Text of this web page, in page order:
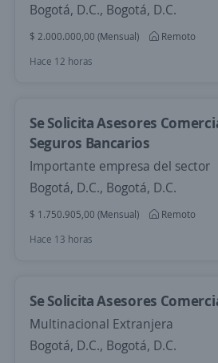
Bogotá, D.C., Bogotá, D.C.
$ 2.000.000,00 (Mensual)
Remoto
Hace 12 horas
Se Solicita Asesores
Seguros Bancarios
Importante empresa del sector
Bogotá, D.C., Bogotá, D.C.
$ 1.750.905,00 (Mensual)
Remoto
Hace 13 horas
Se Solicita Asesores
Multinacional Extranjera
Bogotá, D.C., Bogotá, D.C.